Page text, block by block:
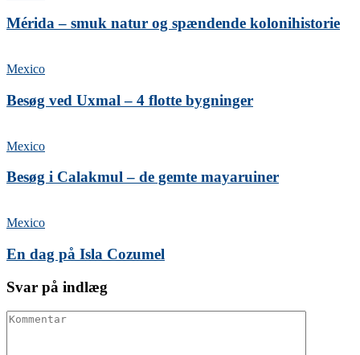
Mérida – smuk natur og spændende kolonihistorie
Mexico
Besøg ved Uxmal – 4 flotte bygninger
Mexico
Besøg i Calakmul – de gemte mayaruiner
Mexico
En dag på Isla Cozumel
Svar på indlæg